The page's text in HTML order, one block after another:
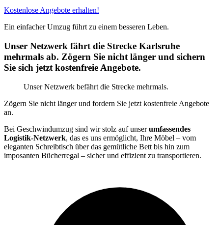
Kostenlose Angebote erhalten!
Ein einfacher Umzug führt zu einem besseren Leben.
Unser Netzwerk fährt die Strecke Karlsruhe
mehrmals ab. Zögern Sie nicht länger und sichern
Sie sich jetzt kostenfreie Angebote.
Unser Netzwerk befährt die Strecke mehrmals.
Zögern Sie nicht länger und fordern Sie jetzt kostenfreie Angebote
an.
Bei Geschwindumzug sind wir stolz auf unserumfassendes
Logistik-Netzwerk, das es uns ermöglicht, Ihre Möbel – vom
eleganten Schreibtisch über das gemütliche Bett bis hin zum
imposanten Bücherregal – sicher und effizient zu transportieren.